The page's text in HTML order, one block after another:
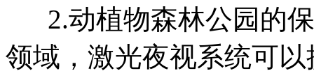
2.动植物森林公园的保
领域，激光夜视系统可